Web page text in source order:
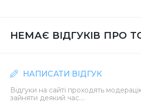
НЕМАЄ ВІДГУКІВ ПРО
НАПИСАТИ ВІДГУК
Відгуки на сайті проходять
зайняти деякий час....